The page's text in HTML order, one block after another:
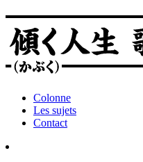
Colonne
Les sujets
Contact